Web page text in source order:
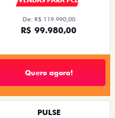
De: R$ 119.990,00
R$ 99.980,00
Quero agora!
PULSE